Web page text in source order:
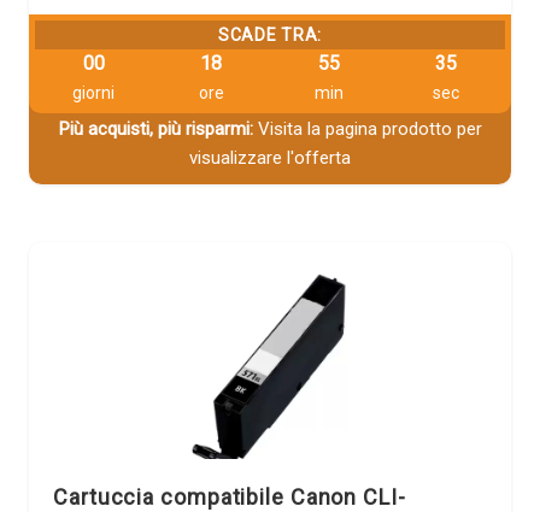
SCADE TRA:
00
giorni
18
ore
55
min
34
sec
Più acquisti, più risparmi:Visita la pagina prodotto per
visualizzare l'offerta
Cartuccia compatibile Canon CLI-